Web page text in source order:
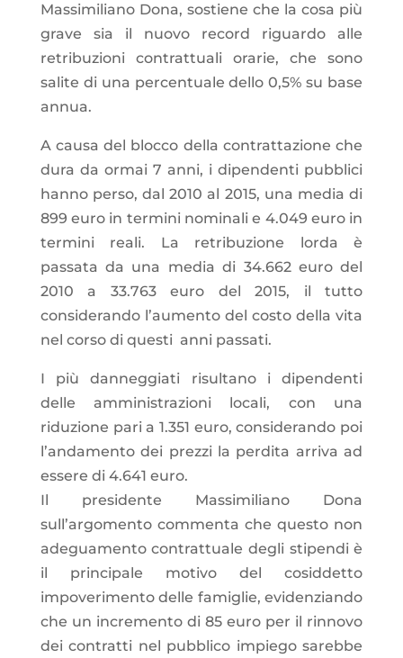
Massimiliano Dona, sostiene che la cosa più
grave sia il nuovo record riguardo alle
retribuzioni contrattuali orarie, che sono
salite di una percentuale dello 0,5% su base
annua.
A causa del blocco della contrattazione che
dura da ormai 7 anni, i dipendenti pubblici
hanno perso, dal 2010 al 2015, una media di
899 euro in termini nominali e 4.049 euro in
termini reali. La retribuzione lorda è
passata da una media di 34.662 euro del
2010 a 33.763 euro del 2015, il tutto
considerando l’aumento del costo della vita
nel corso di questi anni passati.
I più danneggiati risultano i dipendenti
delle amministrazioni locali, con una
riduzione pari a 1.351 euro, considerando poi
l’andamento dei prezzi la perdita arriva ad
essere di 4.641 euro.
Il presidente Massimiliano Dona
sull’argomento commenta che questo non
adeguamento contrattuale degli stipendi è
il principale motivo del cosiddetto
impoverimento delle famiglie, evidenziando
che un incremento di 85 euro per il rinnovo
dei contratti nel pubblico impiego sarebbe